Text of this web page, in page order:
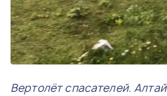
Вертолёт спасателей.